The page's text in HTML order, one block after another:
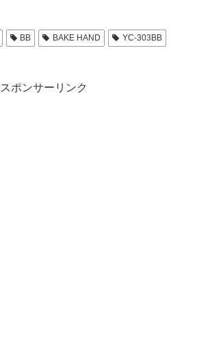
BB BAKE HAND
YC-303BB
スポンサーリンク